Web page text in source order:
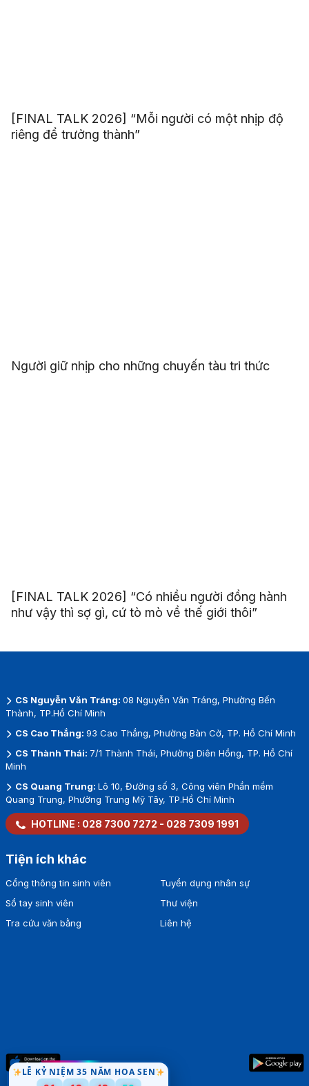
LỄ KỶ NIỆM 35 NĂM HOA SEN
[FINAL TALK 2026] “Mỗi người có một nhịp độ
riêng để trưởng thành”
Người giữ nhịp cho những chuyến tàu tri thức
[FINAL TALK 2026] “Có nhiều người đồng hành
như vậy thì sợ gì, cứ tò mò về thế giới thôi”
CS Nguyễn Văn Tráng: 08 Nguyễn Văn Tráng, Phường Bến
Thành, TP.Hồ Chí Minh
CS Cao Thắng: 93 Cao Thắng, Phường Bàn Cờ, TP. Hồ Chí Minh
CS Thành Thái: 7/1 Thành Thái, Phường Diên Hồng, TP. Hồ Chí
Minh
CS Quang Trung: Lô 10, Đường số 3, Công viên Phần mềm
Quang Trung, Phường Trung Mỹ Tây, TP.Hồ Chí Minh
HOTLINE : 028 7300 7272 - 028 7309 1991
Tiện ích khác
Cổng thông tin sinh viên
Sổ tay sinh viên
Tra cứu văn bằng
Tuyển dụng nhân sự
Thư viện
Liên hệ